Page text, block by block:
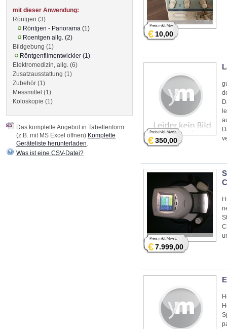
€10,00
€350,00
€7.999,00
mit dieser Anwendung:
Röntgen (3)
Röntgen - Panorama (1)
Roentgen allg. (2)
Bildgebung (1)
Röntgenfilmentwickler (1)
Elektromedizin, allg. (6)
Zusatzausstattung (1)
Zubehör (1)
Messmittel (1)
Koloskopie (1)
Das komplette Angebot in Tabellenform
(z.B. mit MS Excel öffnen) Komplette
Geräteliste herunterladen
Was ist eine CSV-Datei?